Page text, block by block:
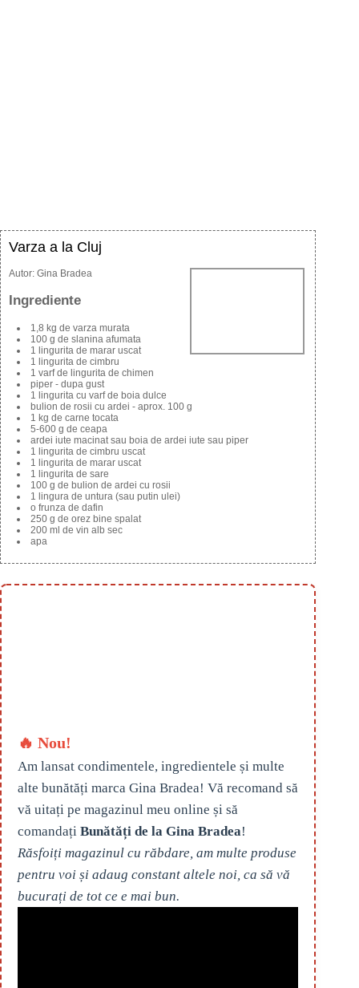
Varza a la Cluj
Autor: Gina Bradea
Ingrediente
1,8 kg de varza murata
100 g de slanina afumata
1 lingurita de marar uscat
1 lingurita de cimbru
1 varf de lingurita de chimen
piper - dupa gust
1 lingurita cu varf de boia dulce
bulion de rosii cu ardei - aprox. 100 g
1 kg de carne tocata
5-600 g de ceapa
ardei iute macinat sau boia de ardei iute sau piper
1 lingurita de cimbru uscat
1 lingurita de marar uscat
1 lingurita de sare
100 g de bulion de ardei cu rosii
1 lingura de untura (sau putin ulei)
o frunza de dafin
250 g de orez bine spalat
200 ml de vin alb sec
apa
🔥 Nou!
Am lansat condimentele, ingredientele și multe
alte bunătăți marca Gina Bradea! Vă recomand să
vă uitați pe magazinul meu online și să
comandați Bunătăți de la Gina Bradea!
Răsfoiți magazinul cu răbdare, am multe produse
pentru voi și adaug constant altele noi, ca să vă
bucurați de tot ce e mai bun.